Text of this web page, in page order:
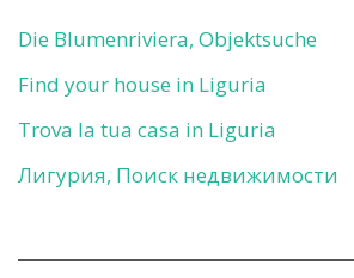
Die Blumenriviera, Objektsuche
Find your house in Liguria
Trova la tua casa in Liguria
Лигурия, Поиск недвижимости